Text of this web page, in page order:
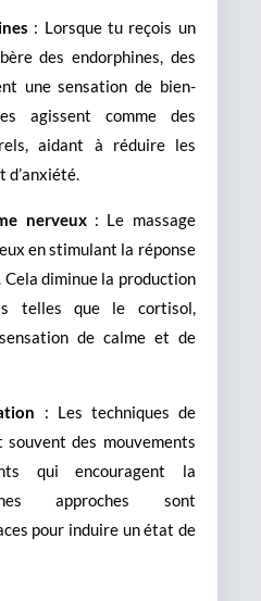
: Lorsque tu reçois un
des endorphines, des
une sensation de bien-
agissent comme des
aidant à réduire les
d’anxiété.
nerveux: Le massage
en stimulant la réponse
diminue la production
telles que le cortisol,
de calme et de
: Les techniques de
souvent des mouvements
qui encouragent la
approches sont
pour induire un état de